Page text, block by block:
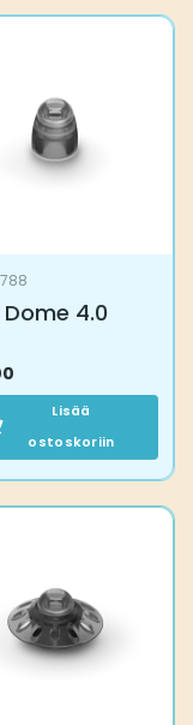
4.0
Lisää
ostoskoriin